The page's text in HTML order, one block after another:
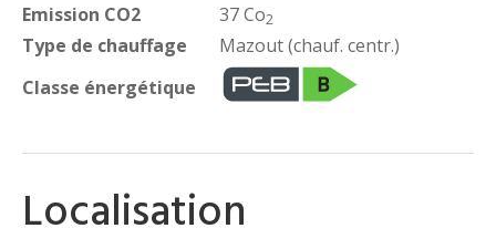
Emission CO2
37 Co2
Type de chauffage
Mazout (chauf. centr.)
Classe énergétique
Localisation